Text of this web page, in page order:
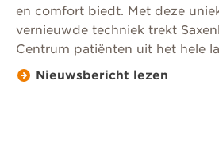
en comfort biedt. Met deze
vernieuwde techniek trekt
Centrum patiënten uit het hele
Nieuwsbericht lezen